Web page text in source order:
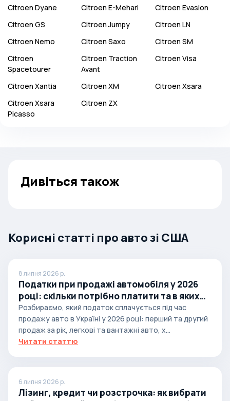
Citroen Dyane Citroen E-Mehari Citroen Evasion
Citroen GS Citroen Jumpy Citroen LN
Citroen Nemo Citroen Saxo Citroen SM
Citroen
Spacetourer
Citroen Traction
Avant
Citroen Visa
Citroen Xantia Citroen XM Citroen Xsara
Citroen Xsara
Picasso
Citroen ZX
Дивіться також
Корисні статті про авто зі США
8 липня 2026 р.
Податки при продажі автомобіля у 2026
році: скільки потрібно платити та в яких
випадках
Розбираємо, який податок сплачується під час
продажу авто в Україні у 2026 році: перший та другий
продаж за рік, легкові та вантажні авто, х...
Читати статтю
6 липня 2026 р.
Лізинг, кредит чи розстрочка: як вибрати